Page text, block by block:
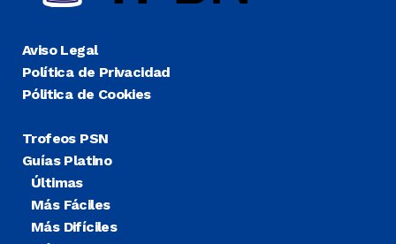
Aviso Legal
Política de Privacidad
Pólitica de Cookies
Trofeos PSN
Guías Platino
Últimas
Más Fáciles
Más Difíciles